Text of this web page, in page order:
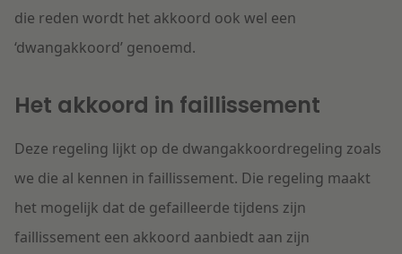
die reden wordt het akkoord ook wel een
‘dwangakkoord’ genoemd.
Het akkoord in faillissement
Deze regeling lijkt op de dwangakkoordregeling zoals
we die al kennen in faillissement. Die regeling maakt
het mogelijk dat de gefailleerde tijdens zijn
faillissement een akkoord aanbiedt aan zijn